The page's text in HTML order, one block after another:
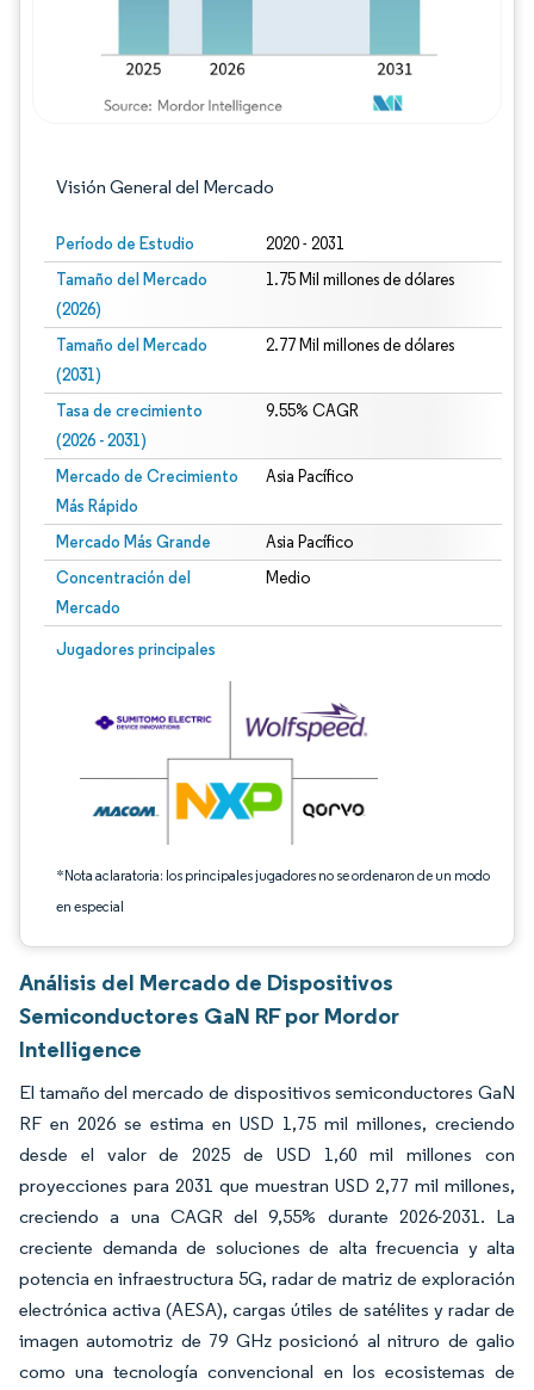
Visión General del Mercado
Período de Estudio 2020 - 2031
Tamaño del Mercado
(2026)
1.75 Mil millones de dólares
Tamaño del Mercado
(2031)
2.77 Mil millones de dólares
Tasa de crecimiento
(2026 - 2031)
9.55% CAGR
Mercado de Crecimiento
Más Rápido
Asia Pacífico
Mercado Más Grande Asia Pacífico
Concentración del
Mercado
Medio
Jugadores principales
*Nota aclaratoria: los principales jugadores no se ordenaron de un modo
en especial
Imagen © Mordor Intelligence. El uso requiere atribución según CC BY 4.0.
Análisis del Mercado de Dispositivos
Semiconductores GaN RF por Mordor
Intelligence
El tamaño del mercado de dispositivos semiconductores GaN
RF en 2026 se estima en USD 1,75 mil millones, creciendo
desde el valor de 2025 de USD 1,60 mil millones con
proyecciones para 2031 que muestran USD 2,77 mil millones,
creciendo a una CAGR del 9,55% durante 2026-2031. La
creciente demanda de soluciones de alta frecuencia y alta
potencia en infraestructura 5G, radar de matriz de exploración
electrónica activa (AESA), cargas útiles de satélites y radar de
imagen automotriz de 79 GHz posicionó al nitruro de galio
como una tecnología convencional en los ecosistemas de